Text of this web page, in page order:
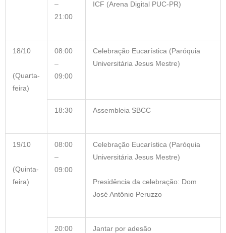
–
21:00
ICF (Arena Digital PUC-PR)
18/10
(Quarta-
feira)
08:00
–
09:00
Celebração Eucarística (Paróquia
Universitária Jesus Mestre)
18:30 Assembleia SBCC
19/10
(Quinta-
feira)
08:00
–
09:00
Celebração Eucarística (Paróquia
Universitária Jesus Mestre)
Presidência da celebração: Dom
José Antônio Peruzzo
20:00 Jantar por adesão